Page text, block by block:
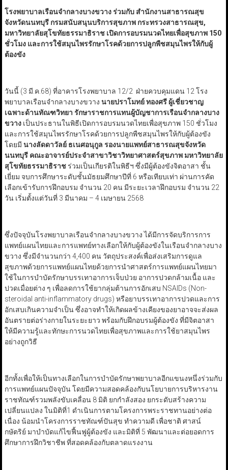
โรงพยาบาลเรือนจำกลางบางขวาง ร่วมกับ สำนักงานสาธารณสุข
จังหวัดนนทบุรี กรมสนับสนุนบริการสุขภาพ กระทรวงสาธารณสุข,
มหาวิทยาลัยสุโขทัยธรรมาธิราช เปิดการอบรมนวดไทยเพื่อสุขภาพ 150
ชั่วโมง และการใช้สมุนไพรรักษาโรคด้วยการปลูกพืชสมุนไพรให้กับผู้
ต้องขัง
วันนี้ (3 มี.ค.68) ที่อาคารโรงพยาบาล 12/2 ฝ่ายควบคุมแดน 12โรง
พยาบาลเรือนจำกลางบางขวาง นายปราโมทย์ ทองศรี ผู้เชี่ยวชาญ
เฉพาะด้านทัณฑวิทยา รักษาราชการแทนผู้บัญชาการเรือนจำกลางบาง
ขวางเป็นประธานในพิธีเปิดการอบรมนวดไทยเพื่อสุขภาพ 150 ชั่วโมง
และการใช้สมุนไพรรักษาโรคด้วยการปลูกพืชสมุนไพรให้กับผู้ต้องขัง
โดยมี นางลัดดาวัลย์ ธเนศอนุกูล รองนายแพทย์สาธารณสุขจังหวัด
นนทบุรี คณะอาจารย์ประจำสาขาวิชาวิทยาศาสตร์สุขภาพ มหาวิทยาลัย
สุโขทัยธรรมาธิราชร่วมเป็นเกียรติในพิธีฯ ซึ่งมีผู้ต้องขังจิตอาสา ชั้น
เยี่ยม จบการศึกษาระดับชั้นมัธยมศึกษาปีที่ 6 หรือเทียบเท่า ผ่านการคัด
เลือกเข้ารับการฝึกอบรม จำนวน 20 คน มีระยะเวลาฝึกอบรม จำนวน 22
วัน เริ่มตั้งแต่วันที่ 3 มีนาคม – 4 เมษายน 2568
ซึ่งปัจจุบันโรงพยาบาลเรือนจำกลางบางขวาง ได้มีการจัดบริการการ
แพทย์แผนไทยและการแพทย์ทางเลือกให้กับผู้ต้องขังในเรือนจำกลางบาง
ขวาง ซึ่งมีจำนวนกว่า 4,400 คน วัตถุประสงค์เพื่อส่งเสริมการดูแล
สุขภาพด้วยการแพทย์แผนไทยด้วยการนำศาสตร์การแพทย์แผนไทยมา
ใช้ในการบำบัดรักษาบรรเทาอาการเจ็บป่วย อาการปวดกล้ามเนื้อ และ
ปวดเมื่อยต่าง ๆ เพื่อลดการใช้ยากลุ่มต้านการอักเสบ NSAIDs (Non-
steroidal anti-inflammatory drugs) หรือยาบรรเทาอาการปวดและการ
อักเสบเกินความจำเป็น ซึ่งอาจทำให้เกิดผลข้างเคียงของยาอาจจะส่งผล
อันตรายต่อร่างกายในระยะยาว พร้อมกับฝึกอบรมผู้ต้องขัง ที่มีจิตอาสา
ให้มีความรู้และทักษะการนวดไทยเพื่อสุขภาพและการใช้ยาสมุนไพร
อย่างถูกวิธี
อีกทั้งเพื่อให้เป็นทางเลือกในการบำบัดรักษาพยาบาลอีกแขนงหนึ่งร่วมกับ
การแพทย์แผนปัจจุบัน โดยมีความสอดคล้องกับนโยบายการบริหารงาน
ราชทัณฑ์รวมพลังขับเคลื่อน 8 มิติ ยกกำลังสอง ยกระดับสร้างความ
เปลี่ยนแปลง ในมิติที่1 ดำเนินการตามโครงการพระราชทานอย่างต่อ
เนื่อง น้อมนำโครงการราชทัณฑ์ปันสุข ทำความดี เพื่อชาติ ศาสน์
กษัตริย์ มาบำบัดแก้ไขฟื้นฟูผู้ต้องขัง และมิติที่ 5 พัฒนาและต่อยอดการ
ศึกษาการฝึกวิชาชีพ ที่สอดคล้องกับตลาดแรงงาน